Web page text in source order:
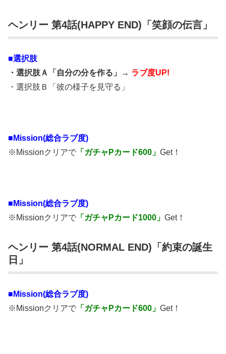
ヘンリー 第4話(HAPPY END)「笑顔の伝言」
■選択肢
・選択肢Ａ「自分の分を作る」→ ラブ度UP!
・選択肢Ｂ「彼の様子を見守る」
■Mission(総合ラブ度)
※Missionクリアで 「ガチャPカード600」 Get！
■ Mission(総合ラブ度)
※Missionクリアで 「ガチャPカード1000」 Get！
ヘンリー 第4話(NORMAL END)「約束の誕生
日」
■Mission(総合ラブ度)
※Missionクリアで 「ガチャPカード600」 Get！